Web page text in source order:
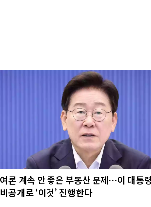
여론 계속 안 좋은 부동산 문제…이 대통
비공개로 ‘이것’ 진행한다